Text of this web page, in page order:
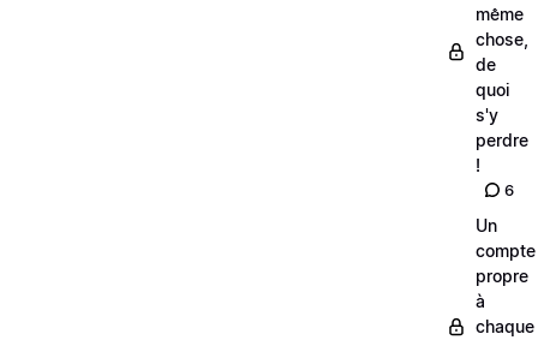
même
chose,
de
quoi
s'y
perdre
!
6
Un
compte
propre
à
chaque